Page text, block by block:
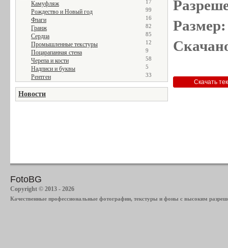
Камуфляж 17
Рождество и Новый год 99
Флаги 16
Гранж 82
Сердца 85
Промышленные текстуры 12
Поцарапанная стена 9
Черепа и кости 58
Надписи и буквы 5
Рентген 33
Новости
FotoBG
Copyright © 2013 - 2026
Качественные профессиональные фотографии, текстуры и фоны с высоким